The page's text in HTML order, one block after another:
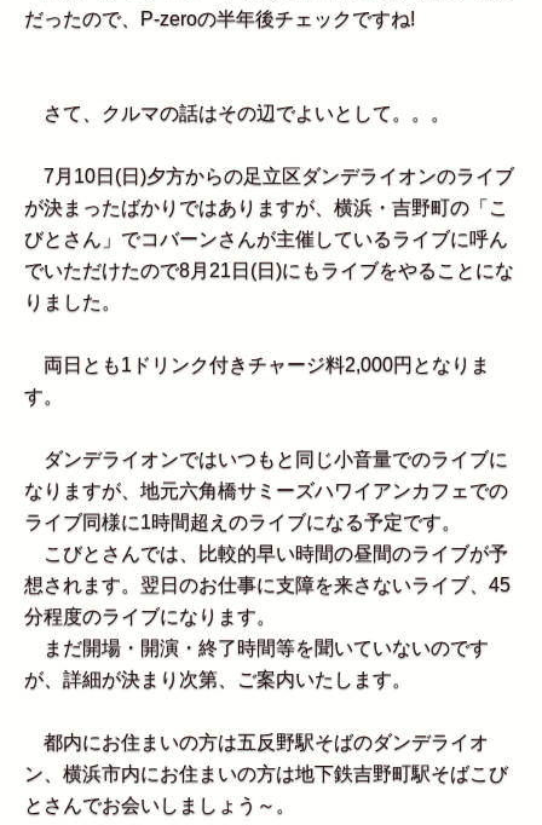
だったので、P-zeroの半年後チェックですね!
さて、クルマの話はその辺でよいとして。。。
7月10日(日)夕方からの足立区ダンデライオンのライブ
が決まったばかりではありますが、横浜・吉野町の「こ
びとさん」でコバーンさんが主催しているライブに呼ん
でいただけたので8月21日(日)にもライブをやることにな
りました。
両日とも1ドリンク付きチャージ料2,000円となりま
す。
ダンデライオンではいつもと同じ小音量でのライブに
なりますが、地元六角橋サミーズハワイアンカフェでの
ライブ同様に1時間超えのライブになる予定です。
こびとさんでは、比較的早い時間の昼間のライブが予
想されます。翌日のお仕事に支障を来さないライブ、45
分程度のライブになります。
まだ開場・開演・終了時間等を聞いていないのです
が、詳細が決まり次第、ご案内いたします。
都内にお住まいの方は五反野駅そばのダンデライオ
ン、横浜市内にお住まいの方は地下鉄吉野町駅そばこび
とさんでお会いしましょう～。